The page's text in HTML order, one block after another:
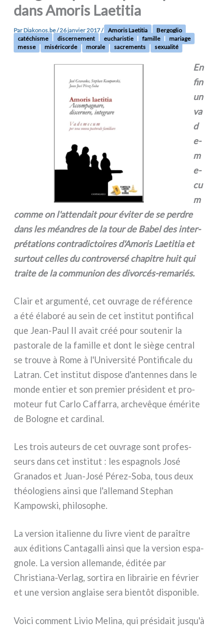
dans Amoris Laetitia
ParDiakonos.be/26 janvier 2017/ Amoris Laetitia
Bergoglio
catéchisme
discernement eucharistie famille
mariage
messe
miséricorde morale sacrements sexualité
En
fin
un
va
d
e­
m
e­
cu
m
com­me on l'attendait pour évi­ter de se per­dre
dans les méan­dres de la tour de Babel des inter­
pré­ta­tions con­tra­dic­toi­res d'Amoris Laetitia et
sur­tout cel­les du con­tro­ver­sé cha­pi­tre huit qui
trai­te de la com­mu­nion des divorcés-remariés.
Clair et argu­men­té, cet ouvra­ge de réfé­ren­ce
a été éla­bo­ré au sein de cet insti­tut pon­ti­fi­cal
que Jean-Paul II avait créé pour sou­te­nir la
pasto­ra­le de la famil­le et dont le siè­ge cen­tral
se trou­ve à Rome à l'Université Pontificale du
Latran. Cet insti­tut dispo­se d'antennes dans le
mon­de entier et son pre­mier pré­si­dent et pro­
mo­teur fut Carlo Caffarra, arche­vê­que émé­ri­te
de Bologne et car­di­nal.
Les trois auteurs de cet ouvra­ge sont pro­fes­
seurs dans cet insti­tut : les espa­gnols José
Granados et Juan-José Pérez-Soba, tous deux
théo­lo­giens ain­si que l'allemand Stephan
Kampowski, phi­lo­so­phe.
La ver­sion ita­lien­ne du livre vient de para­î­tre
aux édi­tions Cantagalli ain­si que la ver­sion espa­
gno­le. La ver­sion alle­man­de, édi­tée par
Christiana-Verlag, sor­ti­ra en librai­rie en février
et une ver­sion anglai­se sera bien­tôt dispo­ni­ble.
Voici com­ment Livio Melina, qui pré­si­dait jusqu'à